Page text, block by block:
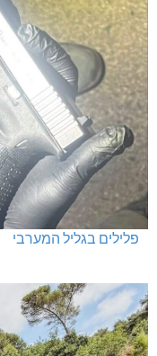
פלילים בגליל המערבי